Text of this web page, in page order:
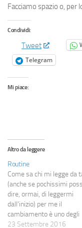
Facciamo spazio o, per
Condividi:
Tweet
Telegram
Mi piace:
Altro da leggere
Routine
Come sa chi mi legge da
(anche se pochissimi
dire, ormai, di leggermi
dall'inizio) per me il
cambiamento è uno degli
aspetti fondamentali della
23 Settembre 2016